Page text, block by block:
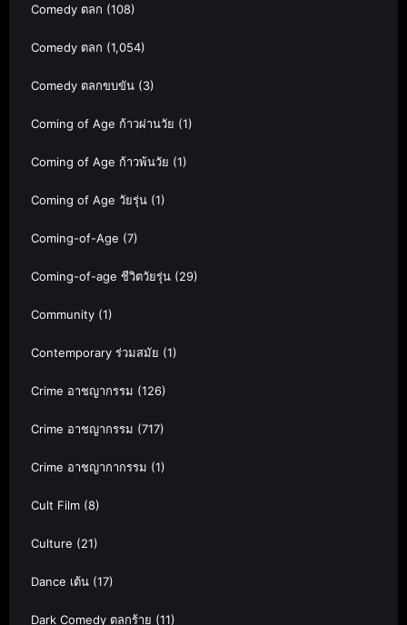
Comedy ตลก (108)
Comedy ตลก (1,054)
Comedy ตลกขบขัน (3)
Coming of Age ก้าวผ่านวัย (1)
Coming of Age ก้าวพ้นวัย (1)
Coming of Age วัยรุ่น (1)
Coming-of-Age (7)
Coming-of-age ชีวิตวัยรุ่น (29)
Community (1)
Contemporary ร่วมสมัย (1)
Crime อาชญากรรม (126)
Crime อาชญากรรม (717)
Crime อาชญากากรรม (1)
Cult Film (8)
Culture (21)
Dance เต้น (17)
Dark Comedy ตลกร้าย (11)